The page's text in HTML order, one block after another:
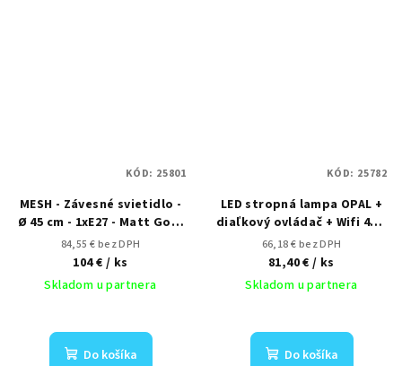
MESH - Závesné svietidlo -
Ø 45 cm - 1xE27 - Matt Gold
/ Mosadz
84,55 € bez DPH
104 € / ks
Skladom u partnera
Do košíka
KÓD: 25801
LED stropná lampa OPAL +
diaľkový ovládač + Wifi 48W
- LC902S
66,18 € bez DPH
81,40 €/ ks
Skladom u partnera
Do košíka
KÓD: 25782